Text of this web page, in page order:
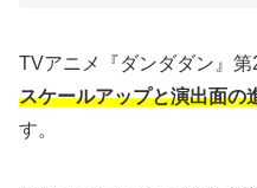
TVアニメ『ダンダダン』
スケールアップと演出面の
す。